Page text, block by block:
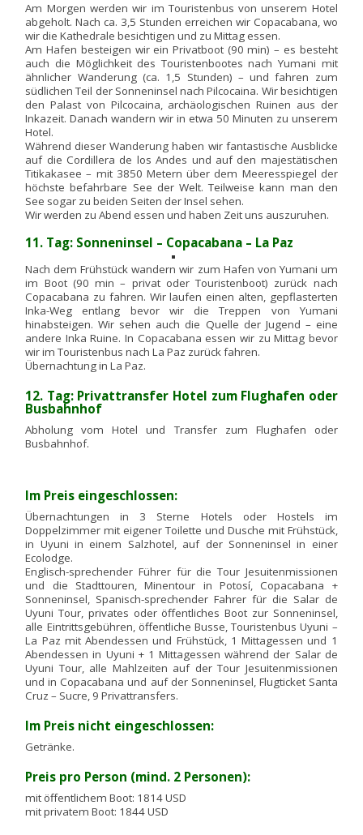
Am Morgen werden wir im Touristenbus von unserem Hotel
abgeholt. Nach ca. 3,5 Stunden erreichen wir Copacabana, wo
wir die Kathedrale besichtigen und zu Mittag essen.
Am Hafen besteigen wir ein Privatboot (90 min) – es besteht
auch die Möglichkeit des Touristenbootes nach Yumani mit
ähnlicher Wanderung (ca. 1,5 Stunden) – und fahren zum
südlichen Teil der Sonneninsel nach Pilcocaina. Wir besichtigen
den Palast von Pilcocaina, archäologischen Ruinen aus der
Inkazeit. Danach wandern wir in etwa 50 Minuten zu unserem
Hotel.
Während dieser Wanderung haben wir fantastische Ausblicke
auf die Cordillera de los Andes und auf den majestätischen
Titikakasee – mit 3850 Metern über dem Meeresspiegel der
höchste befahrbare See der Welt. Teilweise kann man den
See sogar zu beiden Seiten der Insel sehen.
Wir werden zu Abend essen und haben Zeit uns auszuruhen.
11. Tag: Sonneninsel – Copacabana – La Paz
Nach dem Frühstück wandern wir zum Hafen von Yumani um
im Boot (90 min – privat oder Touristenboot) zurück nach
Copacabana zu fahren. Wir laufen einen alten, gepflasterten
Inka-Weg entlang bevor wir die Treppen von Yumani
hinabsteigen. Wir sehen auch die Quelle der Jugend – eine
andere Inka Ruine. In Copacabana essen wir zu Mittag bevor
wir im Touristenbus nach La Paz zurück fahren.
Übernachtung in La Paz.
12. Tag: Privattransfer Hotel zum Flughafen oder
Busbahnhof
Abholung vom Hotel und Transfer zum Flughafen oder
Busbahnhof.
Im Preis eingeschlossen:
Übernachtungen in 3 Sterne Hotels oder Hostels im
Doppelzimmer mit eigener Toilette und Dusche mit Frühstück,
in Uyuni in einem Salzhotel, auf der Sonneninsel in einer
Ecolodge.
Englisch-sprechender Führer für die Tour Jesuitenmissionen
und die Stadttouren, Minentour in Potosí, Copacabana +
Sonneninsel, Spanisch-sprechender Fahrer für die Salar de
Uyuni Tour, privates oder öffentliches Boot zur Sonneninsel,
alle Eintrittsgebühren, öffentliche Busse, Touristenbus Uyuni –
La Paz mit Abendessen und Frühstück, 1 Mittagessen und 1
Abendessen in Uyuni + 1 Mittagessen während der Salar de
Uyuni Tour, alle Mahlzeiten auf der Tour Jesuitenmissionen
und in Copacabana und auf der Sonneninsel, Flugticket Santa
Cruz – Sucre, 9 Privattransfers.
Im Preis nicht eingeschlossen:
Getränke.
Preis pro Person (mind. 2 Personen):
mit öffentlichem Boot: 1814 USD
mit privatem Boot: 1844 USD